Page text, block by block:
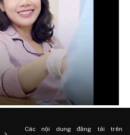
Các nội dung đăng tải trên